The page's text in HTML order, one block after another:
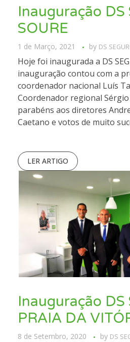
Inauguração DS
SOURE
1 de Março, 2021 by DS
Hoje foi inaugurada a DS
inauguração contou com a
coordenador nacional Luís
Coordenador regional
parabéns aos diretores
Caetano e votos de muito
LER ARTIGO
Inauguração DS
PRAIA DA
8 de Setembro, 2020 by DS